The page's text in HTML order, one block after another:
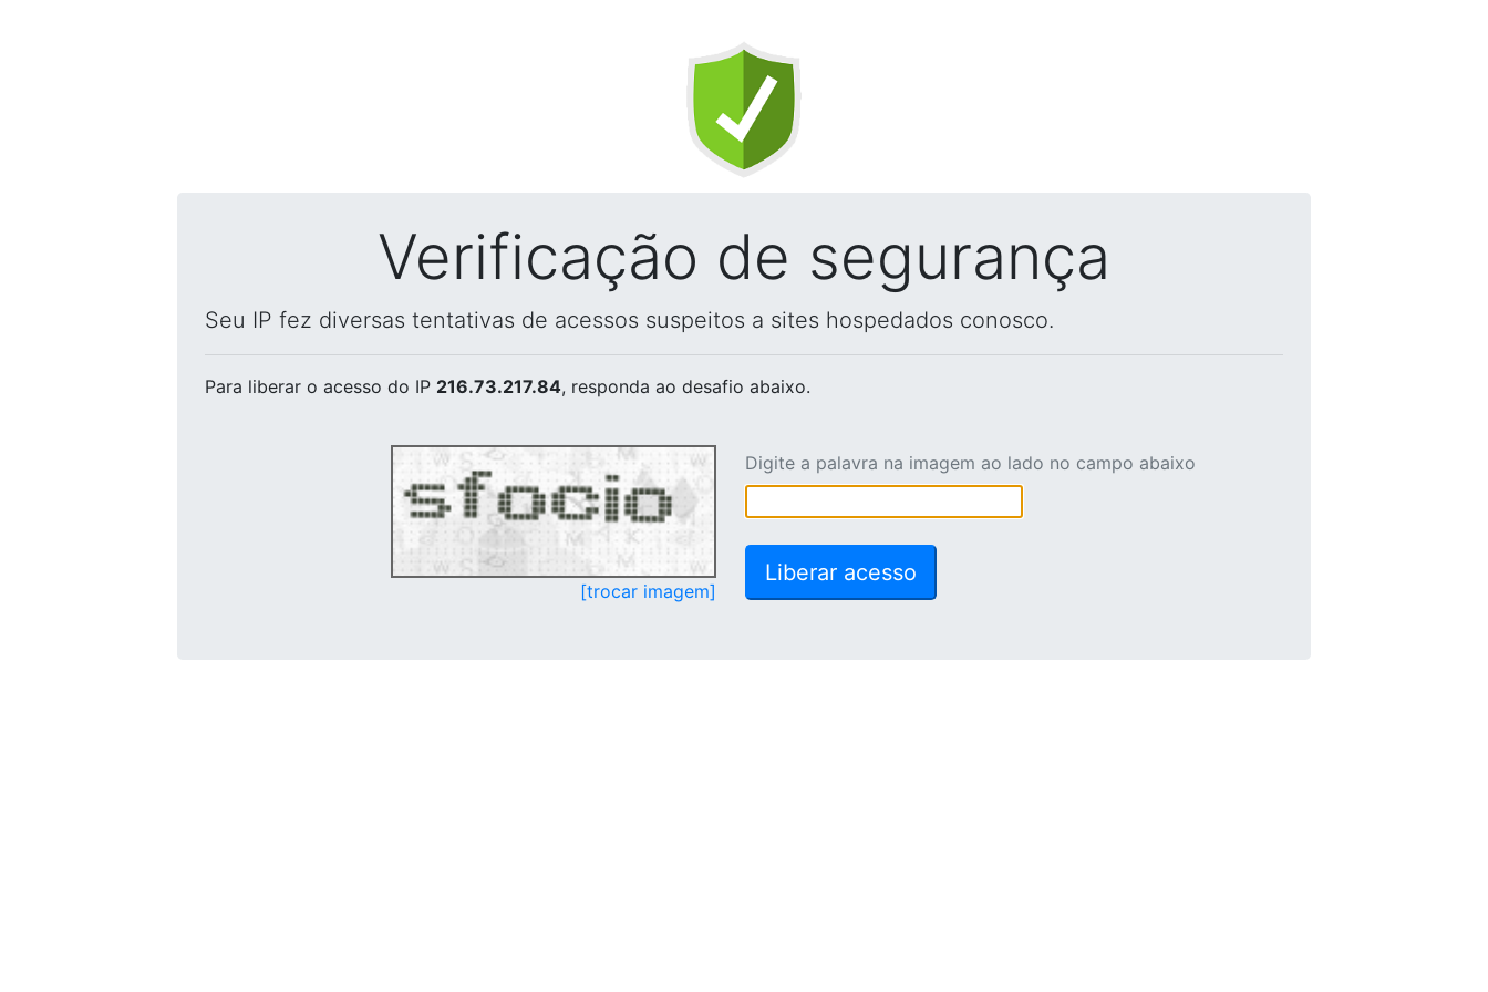
Verificação de segurança
Seu IP fez diversas tentativas de acessos suspeitos a sites hospedados conosco.
Para liberar o acesso do IP 216.73.217.84, responda ao desafio abaixo.
[trocar imagem]
Digite a palavra na imagem ao lado no campo abaixo